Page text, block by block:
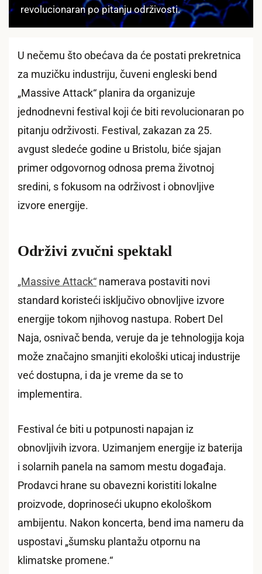
revolucionaran po pitanju održivosti.
U nečemu što obećava da će postati prekretnica
za muzičku industriju, čuveni engleski bend
„Massive Attack“ planira da organizuje
jednodnevni festival koji će biti revolucionaran po
pitanju održivosti. Festival, zakazan za 25.
avgust sledeće godine u Bristolu, biće sjajan
primer odgovornog odnosa prema životnoj
sredini, s fokusom na održivost i obnovljive
izvore energije.
Održivi zvučni spektakl
„Massive Attack“ namerava postaviti novi
standard koristeći isključivo obnovljive izvore
energije tokom njihovog nastupa. Robert Del
Naja, osnivač benda, veruje da je tehnologija koja
može značajno smanjiti ekološki uticaj industrije
već dostupna, i da je vreme da se to
implementira.
Festival će biti u potpunosti napajan iz
obnovljivih izvora. Uzimanjem energije iz baterija
i solarnih panela na samom mestu događaja.
Prodavci hrane su obavezni koristiti lokalne
proizvode, doprinoseći ukupno ekološkom
ambijentu. Nakon koncerta, bend ima nameru da
uspostavi „šumsku plantažu otpornu na
klimatske promene.“